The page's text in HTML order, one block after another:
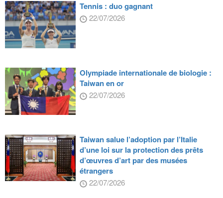
Tennis : duo gagnant
22/07/2026
Olympiade internationale de biologie :
Taiwan en or
22/07/2026
Taiwan salue l’adoption par l’Italie
d’une loi sur la protection des prêts
d’œuvres d’art par des musées
étrangers
22/07/2026